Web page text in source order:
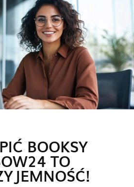
BOOKSY
TO